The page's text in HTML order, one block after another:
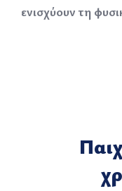
ενισχύουν τη